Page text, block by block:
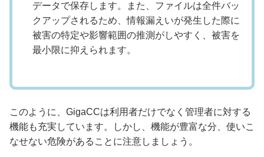
データで保存します。また、ファイルは全件バッ
クアップされるため、情報漏えいが発生した際に
被害の特定や影響範囲の推測がしやすく、被害を
最小限に抑えられます。
このように、GigaCCは利用者だけでなく管理者に対する
機能も充実しています。しかし、機能が豊富な分、使いこ
なせない危険があることに注意しましょう。